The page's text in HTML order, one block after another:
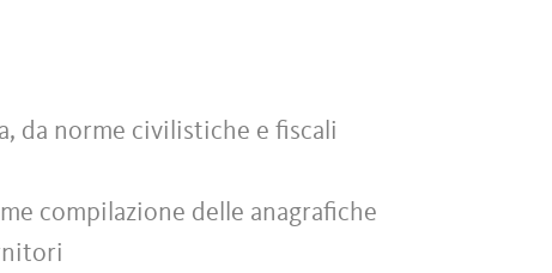
da norme civilistiche e fiscali
compilazione delle anagrafiche